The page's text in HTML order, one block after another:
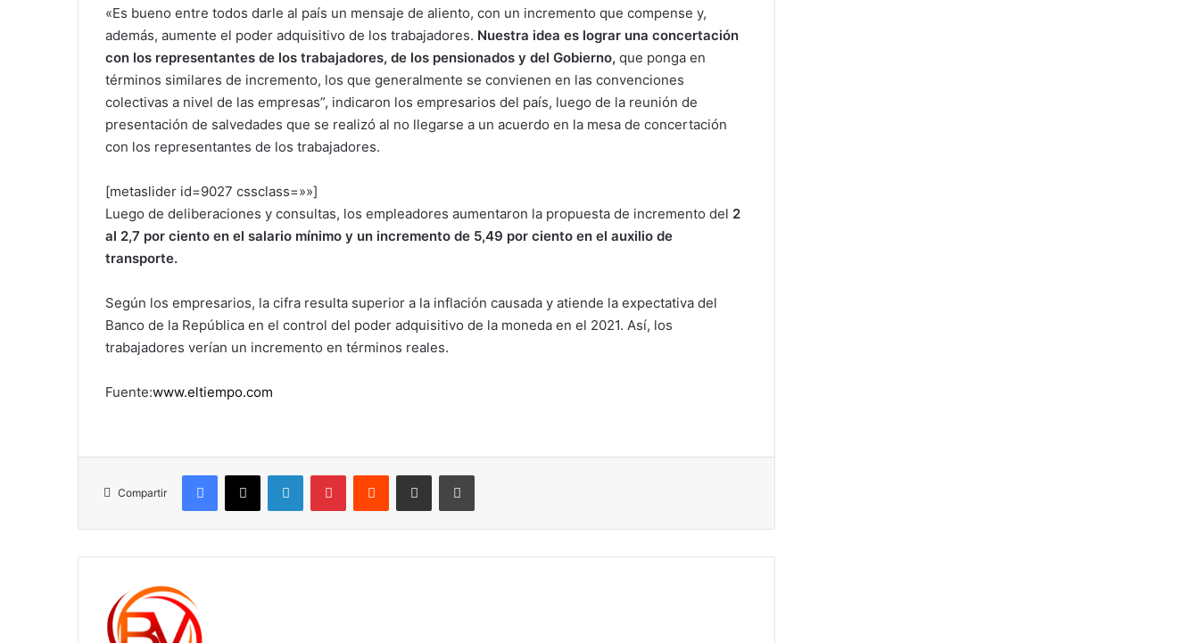
«Es bueno entre todos darle al país un mensaje de aliento, con un incremento que compense y,
además, aumente el poder adquisitivo de los trabajadores. Nuestra idea es lograr una concertación
con los representantes de los trabajadores, de los pensionados y del Gobierno, que ponga en
términos similares de incremento, los que generalmente se convienen en las convenciones
colectivas a nivel de las empresas”, indicaron los empresarios del país, luego de la reunión de
presentación de salvedades que se realizó al no llegarse a un acuerdo en la mesa de concertación
con los representantes de los trabajadores.
[metaslider id=9027 cssclass=»»]
Luego de deliberaciones y consultas, los empleadores aumentaron la propuesta de incremento del 2
al 2,7 por ciento en el salario mínimo y un incremento de 5,49 por ciento en el auxilio de
transporte.
Según los empresarios, la cifra resulta superior a la inflación causada y atiende la expectativa del
Banco de la República en el control del poder adquisitivo de la moneda en el 2021. Así, los
trabajadores verían un incremento en términos reales.
Fuente:www.eltiempo.com
Compartir
Facebook
X LinkedInPinterestReddit Compartir por correo electrónicoImprimir